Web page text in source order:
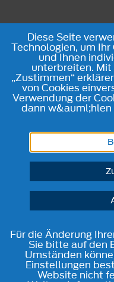
Diese Seite
Technologien, um
und Ihnen
unterbreiten.
„Zustimmen“
von Cookies
Verwendung der
dann
Für die Änderung
Sie bitte auf den
Umständen
Einstellungen
Website nicht